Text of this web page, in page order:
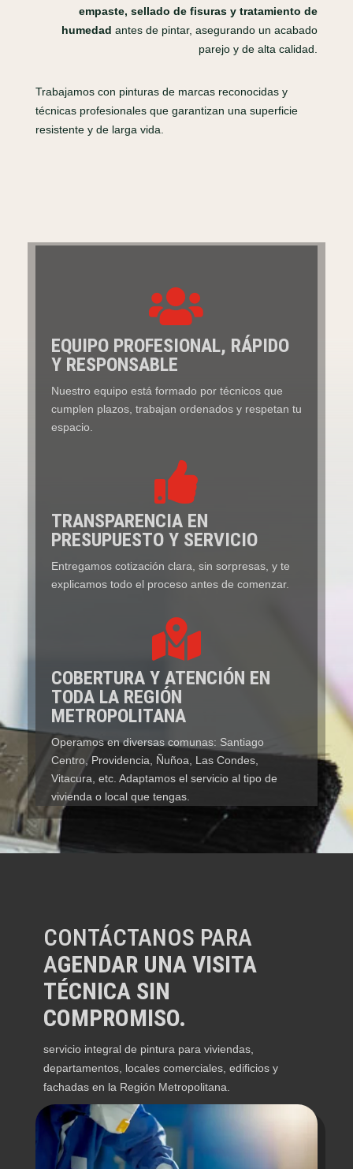
empaste, sellado de fisuras y tratamiento de
humedad antes de pintar, asegurando un acabado
parejo y de alta calidad.
Trabajamos con pinturas de marcas reconocidas y
técnicas profesionales que garantizan una superficie
resistente y de larga vida.

EQUIPO PROFESIONAL, RÁPIDO
Y RESPONSABLE
Nuestro equipo está formado por técnicos que
cumplen plazos, trabajan ordenados y respetan tu
espacio.

TRANSPARENCIA EN
PRESUPUESTO Y SERVICIO
Entregamos cotización clara, sin sorpresas, y te
explicamos todo el proceso antes de comenzar.

COBERTURA Y ATENCIÓN EN
TODA LA REGIÓN
METROPOLITANA
Operamos en diversas comunas: Santiago
Centro, Providencia, Ñuñoa, Las Condes,
Vitacura, etc. Adaptamos el servicio al tipo de
vivienda o local que tengas.
CONTÁCTANOS PARA
AGENDAR UNA VISITA
TÉCNICA SIN
COMPROMISO.
servicio integral de pintura para viviendas,
departamentos, locales comerciales, edificios y
fachadas en la Región Metropolitana.